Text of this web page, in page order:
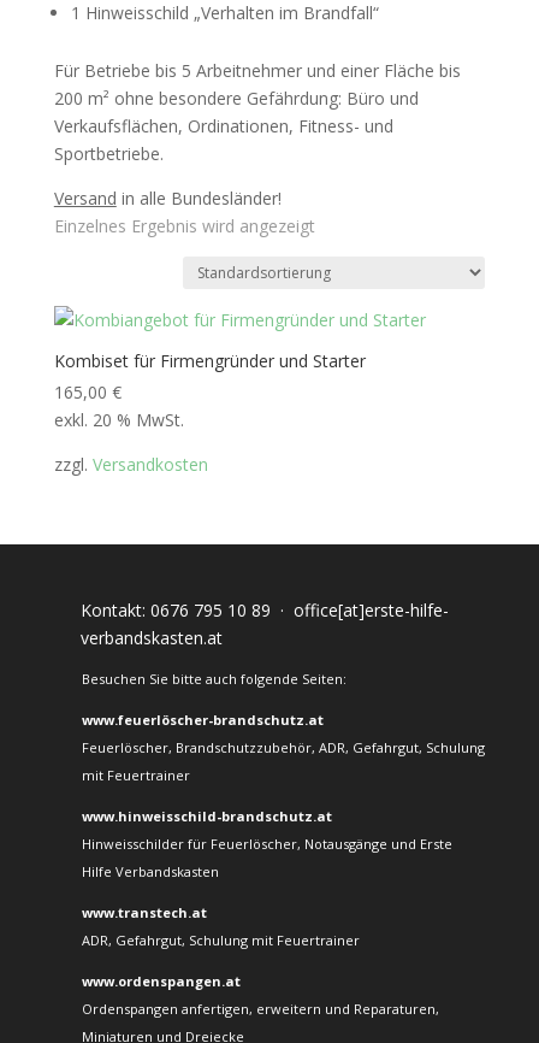
1 Hinweisschild „Verhalten im Brandfall“
Für Betriebe bis 5 Arbeitnehmer und einer Fläche bis
200 m² ohne besondere Gefährdung: Büro und
Verkaufsflächen, Ordinationen, Fitness- und
Sportbetriebe.
Versand in alle Bundesländer!
Einzelnes Ergebnis wird angezeigt
Kombiset für Firmengründer und Starter
165,00 €
exkl. 20 % MwSt.
zzgl. Versandkosten
Kontakt: 0676 795 10 89 · office[at]erste-hilfe-
verbandskasten.at
Besuchen Sie bitte auch folgende Seiten:
www.feuerlöscher-brandschutz.at
Feuerlöscher, Brandschutzzubehör, ADR, Gefahrgut, Schulung
mit Feuertrainer
www.hinweisschild-brandschutz.at
Hinweisschilder für Feuerlöscher, Notausgänge und Erste
Hilfe Verbandskasten
www.transtech.at
ADR, Gefahrgut, Schulung mit Feuertrainer
www.ordenspangen.at
Ordenspangen anfertigen, erweitern und Reparaturen,
Miniaturen und Dreiecke